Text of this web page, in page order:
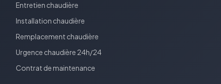
Entretien chaudière
Installation chaudière
Remplacement chaudière
Urgence chaudière 24h/24
Contrat de maintenance